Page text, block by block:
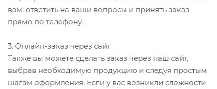
вам, ответить на ваши вопросы и принять заказ
прямо по телефону.
3. Онлайн-заказ через сайт
Также вы можете сделать заказ через наш сайт,
выбрав необходимую продукцию и следуя простым
шагам оформления. Если у вас возникли сложности